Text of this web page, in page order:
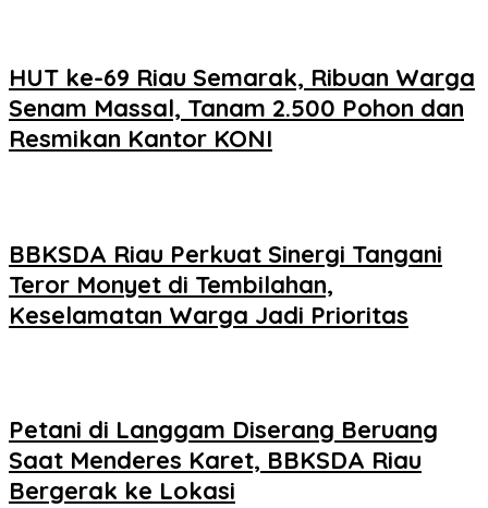
HUT ke-69 Riau Semarak, Ribuan Warga
Senam Massal, Tanam 2.500 Pohon dan
Resmikan Kantor KONI
BBKSDA Riau Perkuat Sinergi Tangani
Teror Monyet di Tembilahan,
Keselamatan Warga Jadi Prioritas
Petani di Langgam Diserang Beruang
Saat Menderes Karet, BBKSDA Riau
Bergerak ke Lokasi